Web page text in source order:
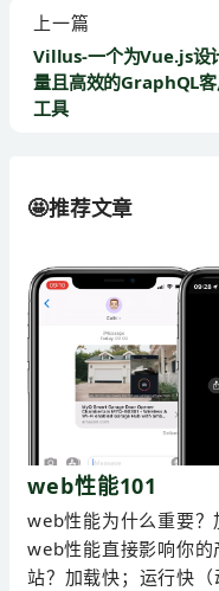
上一篇
Villus-一个为Vue.js设
量且高效的GraphQL
工具
🤩推荐文章
web性能101
web性能为什么重要？
web性能直接影响你
站？加载快；运行快